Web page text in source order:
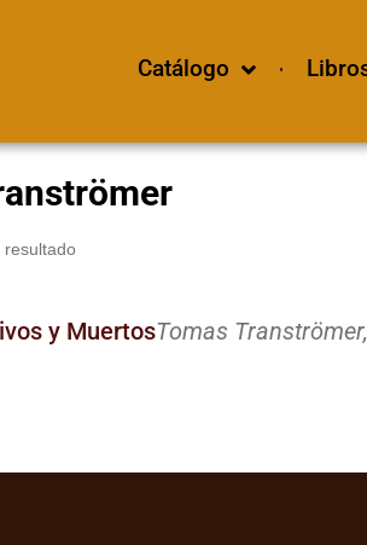
Catálogo
resultado
y MuertosTomas Tranströmer,